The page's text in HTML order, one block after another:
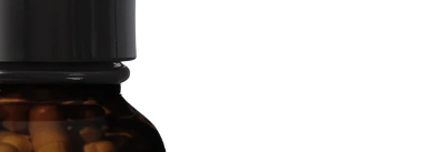
pour les bifido- et lactobactéries
faible teneur en calories et faible teneur en